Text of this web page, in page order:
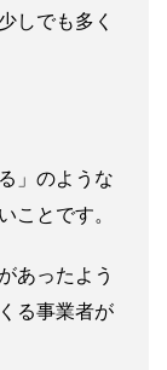
しでも多く
」のような
ことです。
あったよう
る事業者が